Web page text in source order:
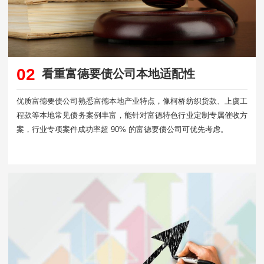
02 看重富德要债公司本地适配性
优质富德要债公司熟悉富德本地产业特点，像柯桥纺织货款、上虞工
程款等本地常见债务案例丰富，能针对富德特色行业定制专属催收方
案，行业专项案件成功率超 90% 的富德要债公司可优先考虑。